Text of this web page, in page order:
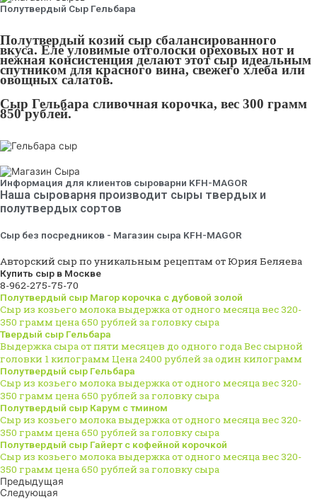
Полутвердый Сыр Гельбара
Полутвердый козий сыр сбалансированного
вкуса. Еле уловимые отголоски ореховых нот и
нежная консистенция делают этот сыр идеальным
спутником для красного вина, свежего хлеба или
овощных салатов.
Сыр Гельбара сливочная корочка, вес 300 грамм
850 рублей.
Информация для клиентов сыроварни KFH-MAGOR
Наша сыроварня производит сыры твердых и
полутвердых сортов
Сыр без посредников - Магазин сыра KFH-MAGOR
Авторский сыр по уникальным рецептам от Юрия Беляева
Купить сыр в Москве
8-962-275-75-70
Полутвердый сыр Магор корочка с дубовой золой
Сыр из козьего молока выдержка от одного месяца вес 320-
350 грамм цена 650 рублей за головку сыра
Твердый сыр Гельбара
Выдержка сыра от пяти месяцев до одного года Вес сырной
головки 1 килограмм Цена 2400 рублей за один килограмм
Полутвердый сыр Гельбара
Сыр из козьего молока выдержка от одного месяца вес 320-
350 грамм цена 650 рублей за головку сыра
Полутвердый сыр Карум с тмином
Сыр из козьего молока выдержка от одного месяца вес 320-
350 грамм цена 650 рублей за головку сыра
Полутвердый сыр Гайерт с кофейной корочкой
Сыр из козьего молока выдержка от одного месяца вес 320-
350 грамм цена 650 рублей за головку сыра
Предыдущая
Следующая